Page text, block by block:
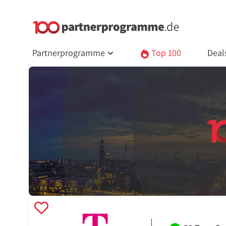
Partnerprogramme Top 100